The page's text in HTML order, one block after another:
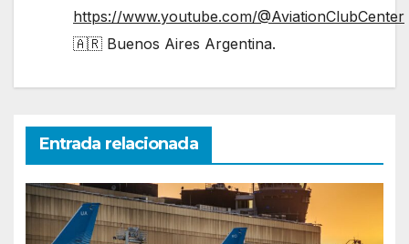
https://www.youtube.com/@AviationClubCenter
🇦🇷 Buenos Aires Argentina.
Entrada relacionada